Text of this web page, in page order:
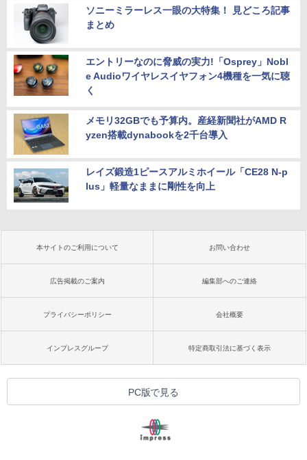
ソニーミラーレス一眼の大特集！ 見どころ記事
まとめ
エントリーなのに脅威の実力!「Osprey」Nobl
e Audioワイヤレスイヤフォン4機種を一気に聴
く
メモリ32GBでも予算内。産経新聞社がAMD R
yzen搭載dynabookを2千台導入
レイズ鍛造1ピースアルミホイール「CE28 N-p
lus」軽量なままに剛性を向上
本サイトのご利用について お問い合わせ
広告掲載のご案内 編集部へのご連絡
プライバシーポリシー 会社概要
インプレスグループ 特定商取引法に基づく表示
PC版で見る